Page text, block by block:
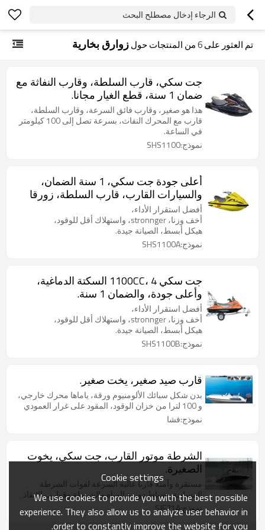
الرجاء إدخال مصطلح البحث
تم العثور على6من المنتجات حولزوارق بخارية
جت سكي، قارب السلطة، وقارب النفاثة مع
ضمان 1 سنة، قطع الغيار مجانا.
هذا هو صغير، وقارب فائق السرعة، وقارب السلطة،
قارب مع المحرك النفاث، بسرعة تصل إلى 100 ​​كيلومتر
في الساعة.
نموذج:SHS1100
أعلى جودة جت سكي، 1 سنة الضمان،
والسيارات القارب، قارب السلطة، زورقا
سريعا.
أفضل استقرار الأداء،
أخف وزنا، stronnger، واستهلاك أقل للوقود،
هيكل أبسط، الصيانة جيدة.
نموذج:SHS1100A
جت سكي 1100CC، 4 السكتة الدماغية،
وأعلى جودة، والضمان 1 سنة.
أفضل استقرار الأداء،
أخف وزنا، stronnger، واستهلاك أقل للوقود،
هيكل أبسط، الصيانة جيدة.
نموذج:SHS1100B
قارب صيد صغير، يخت صغير.
بدن شكل سبائك الألومنيوم ورقة، ياماها محرك خارجي،
و 100 لترا من خزان الوقود، المقود على غرار العمودي
نموذج:فشا
الشرطة موتور القارب، جت سكي، يخوت
الصغيرة.
مستقرة وآمنة قاربا عالية السرعة لقوات الشرطة
المسلحة وضباط دورية المياه والشرطة وقوارب الانقاذ.
نموذج:SJF21A
Cookie settings
We use cookies to provide you with the best possible
experience. They also allow us to analyze user behavior in
order to constantly improve the website for you.